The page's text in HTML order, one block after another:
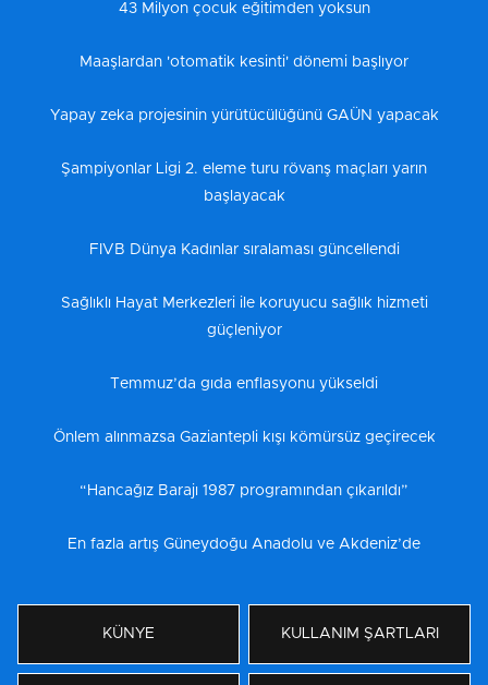
43 Milyon çocuk eğitimden yoksun
Maaşlardan 'otomatik kesinti' dönemi başlıyor
Yapay zeka projesinin yürütücülüğünü GAÜN yapacak
Şampiyonlar Ligi 2. eleme turu rövanş maçları yarın
başlayacak
FIVB Dünya Kadınlar sıralaması güncellendi
Sağlıklı Hayat Merkezleri ile koruyucu sağlık hizmeti
güçleniyor
Temmuz’da gıda enflasyonu yükseldi
Önlem alınmazsa Gaziantepli kışı kömürsüz geçirecek
“Hancağız Barajı 1987 programından çıkarıldı”
En fazla artış Güneydoğu Anadolu ve Akdeniz’de
KÜNYE KULLANIM ŞARTLARI